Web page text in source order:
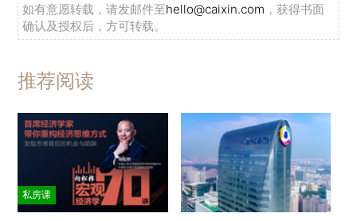
如有意愿转载，请发邮件至hello@caixin.com ，获得书面
确认及授权后，方可转载。
推荐阅读
私房课